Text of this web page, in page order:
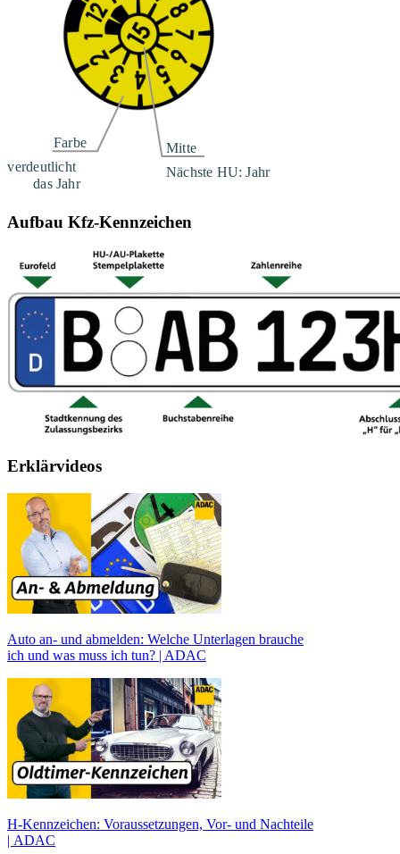
Aufbau Kfz-Kennzeichen
Erklärvideos
Auto an- und abmelden: Welche Unterlagen brauche
ich und was muss ich tun? | ADAC
H-Kennzeichen: Voraussetzungen, Vor- und Nachteile
| ADAC